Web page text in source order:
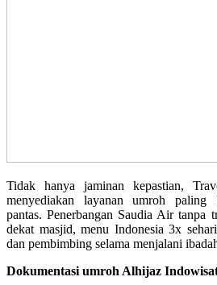
Tidak hanya jaminan kepastian,
menyediakan layanan umroh paling
pantas. Penerbangan Saudia Air
dekat masjid, menu Indonesia 3x
dan pembimbing selama menjalani
Dokumentasi umroh Alhijaz